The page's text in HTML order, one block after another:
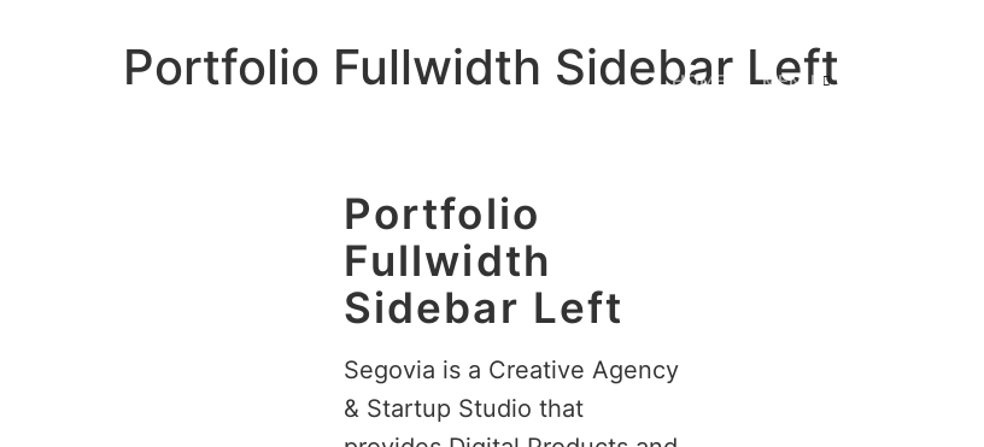
HOME MENU
Portfolio Fullwidth Sidebar Left
Portfolio
Fullwidth
Sidebar Left
Segovia is a Creative Agency
& Startup Studio that